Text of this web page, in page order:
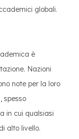
globali.
è
Nazioni
note per la loro
spesso
in cui qualsiasi
alto livello.